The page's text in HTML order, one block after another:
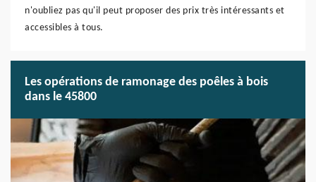
n'oubliez pas qu'il peut proposer des prix très intéressants et
accessibles à tous.
Les opérations de ramonage des poêles à bois
dans le 45800